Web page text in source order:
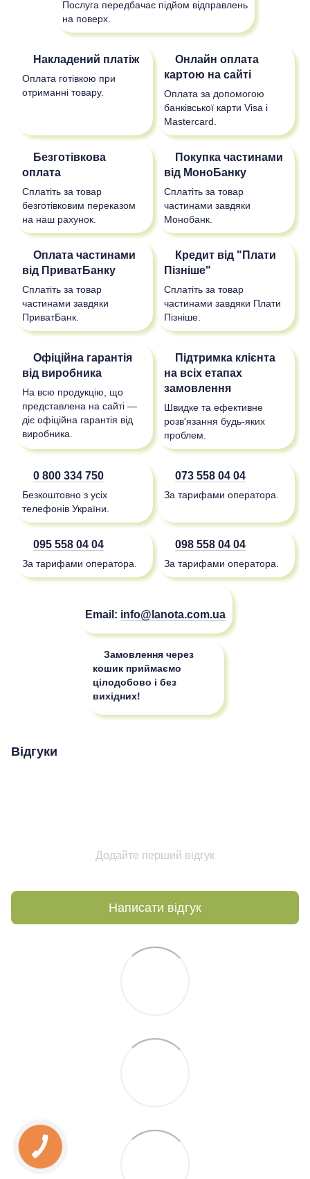
Послуга передбачає підйом відправлень
на поверх.
Накладений платіж
Оплата готівкою при
отриманні товару.
Онлайн оплата
картою на сайті
Оплата за допомогою
банківської карти Visa і
Mastercard.
Безготівкова
оплата
Сплатіть за товар
безготівковим переказом
на наш рахунок.
Покупка частинами
від МоноБанку
Сплатіть за товар
частинами завдяки
Монобанк.
Оплата частинами
від ПриватБанку
Сплатіть за товар
частинами завдяки
ПриватБанк.
Кредит від "Плати
Пізніше"
Сплатіть за товар
частинами завдяки Плати
Пізніше.
Офіційна гарантія
від виробника
На всю продукцію, що
представлена на сайті —
діє офіційна гарантія від
виробника.
Підтримка клієнта
на всіх етапах
замовлення
Швидке та ефективне
розв'язання будь-яких
проблем.
0 800 334 750
Безкоштовно з усіх
телефонів України.
073 558 04 04
За тарифами оператора.
095 558 04 04
За тарифами оператора.
098 558 04 04
За тарифами оператора.
Email: info@lanota.com.ua
Замовлення через
кошик приймаємо
цілодобово і без
вихідних!
Відгуки
Додайте перший відгук
Написати відгук